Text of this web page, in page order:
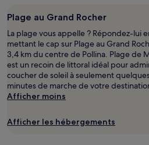
séjour
d’une
nuit
pour
2 adultes.
Les
prix
et
la
sont
Plage au Grand Rocher
La plage vous appelle ? Répondez-lui
mettant le cap sur Plage au Grand
3,4 km du centre de Pollina. Plage de
est un recoin de littoral idéal pour
coucher de soleil à seulement
minutes de marche de votre
Afficher moins
Afficher les hébergements